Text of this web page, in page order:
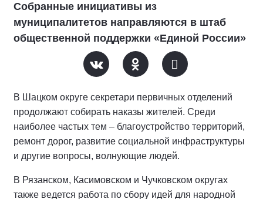
Собранные инициативы из
муниципалитетов направляются в штаб
общественной поддержки «Единой России»
В Шацком округе секретари первичных отделений
продолжают собирать наказы жителей. Среди
наиболее частых тем – благоустройство территорий,
ремонт дорог, развитие социальной инфраструктуры
и другие вопросы, волнующие людей.
В Рязанском, Касимовском и Чучковском округах
также ведется работа по сбору идей для народной